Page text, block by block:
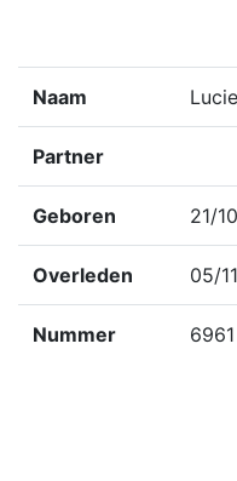
Naam
Partner
Geboren 21/
Overleden 05/
Nummer 6961